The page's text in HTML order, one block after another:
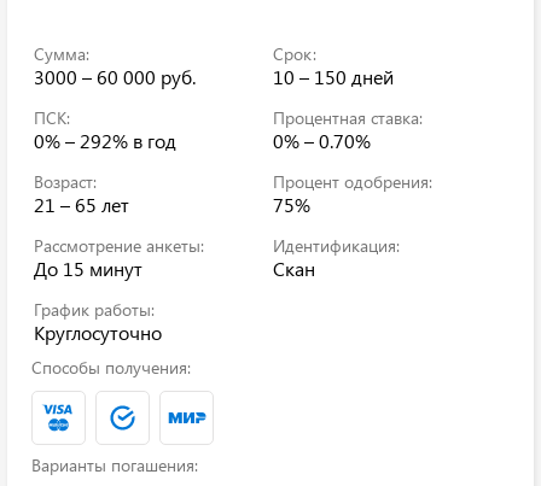
Сумма:
3000 – 60 000 руб.
Срок:
10 – 150 дней
ПСК:
0% – 292% в год
Процентная ставка:
0% – 0.70%
Возраст:
21 – 65 лет
Процент одобрения:
75%
Рассмотрение анкеты:
До 15 минут
Идентификация:
Скан
График работы:
Круглосуточно
Способы получения:
Варианты погашения: